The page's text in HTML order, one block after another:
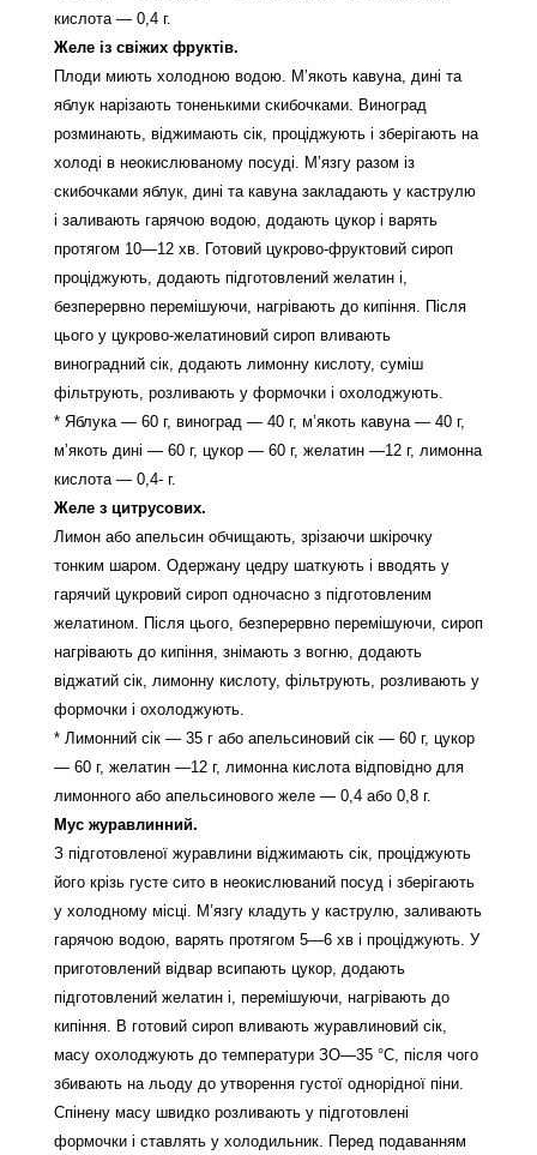
кислота — 0,4 г.
Желе із свіжих фруктів.
Плоди миють холодною водою. М’якоть кавуна, дині та
яблук нарізають тоненькими скибочками. Виноград
розминають, віджимають сік, проціджують і зберігають на
холоді в неокислюваному посуді. М’язгу разом із
скибочками яблук, дині та кавуна закладають у каструлю
і заливають гарячою водою, додають цукор і варять
протягом 10—12 хв. Готовий цукрово-фруктовий сироп
проціджують, додають підготовлений желатин і,
безперервно перемішуючи, нагрівають до кипіння. Після
цього у цукрово-желатиновий сироп вливають
виноградний сік, додають лимонну кислоту, суміш
фільтрують, розливають у формочки і охолоджують.
* Яблука — 60 г, виноград — 40 г, м’якоть кавуна — 40 г,
м’якоть дині — 60 г, цукор — 60 г, желатин —12 г, лимонна
кислота — 0,4- г.
Желе з цитрусових.
Лимон або апельсин обчищають, зрізаючи шкірочку
тонким шаром. Одержану цедру шаткують і вводять у
гарячий цукровий сироп одночасно з підготовленим
желатином. Після цього, безперервно перемішуючи, сироп
нагрівають до кипіння, знімають з вогню, додають
віджатий сік, лимонну кислоту, фільтрують, розливають у
формочки і охолоджують.
* Лимонний сік — 35 г або апельсиновий сік — 60 г, цукор
— 60 г, желатин —12 г, лимонна кислота відповідно для
лимонного або апельсинового желе — 0,4 або 0,8 г.
Мус журавлинний.
З підготовленої журавлини віджимають сік, проціджують
його крізь густе сито в неокислюваний посуд і зберігають
у холодному місці. М’язгу кладуть у каструлю, заливають
гарячою водою, варять протягом 5—6 хв і проціджують. У
приготовлений відвар всипають цукор, додають
підготовлений желатин і, перемішуючи, нагрівають до
кипіння. В готовий сироп вливають журавлиновий сік,
масу охолоджують до температури ЗО—35 °С, після чого
збивають на льоду до утворення густої однорідної піни.
Спінену масу швидко розливають у підготовлені
формочки і ставлять у холодильник. Перед подаванням